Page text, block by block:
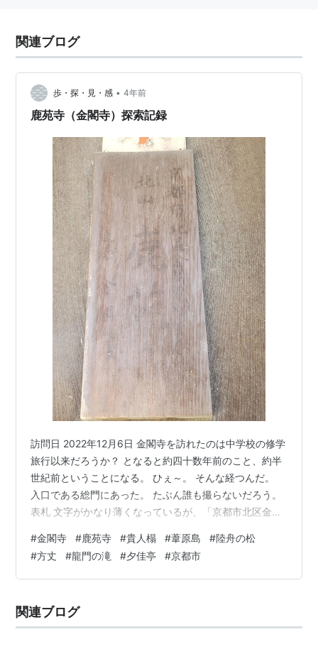
関連ブログ
歩・探・見・感 • 4年前
鹿苑寺（金閣寺）探索記録
訪問日 2022年12月6日 金閣寺を訪れたのは中学校の修学
旅行以来だろうか？ となると約四十数年前のこと、約半
世紀前ということになる。 ひぇ～。 そんな経つんだ。
入口である総門にあった。 たぶん誰も撮らないだろう。
表札 文字がかなり薄くなっているが、「京都市北区金閣
9月1日以降に設置されたものだろう。 「京都市上京區金
閣寺町」と書かれた戦前のものが見たかったなあ。 かつ
ては「金閣寺町」の仁丹町名表示板もあったのだろう
が、「金閣寺町」の平成版の設置の予定はないのだろう
か？ 電話番号プ…
#金閣寺 #鹿苑寺 #貴人榻 #葦原島 #陸舟の松
#方丈 #龍門の滝 #夕佳亭 #京都市
関連ブログ